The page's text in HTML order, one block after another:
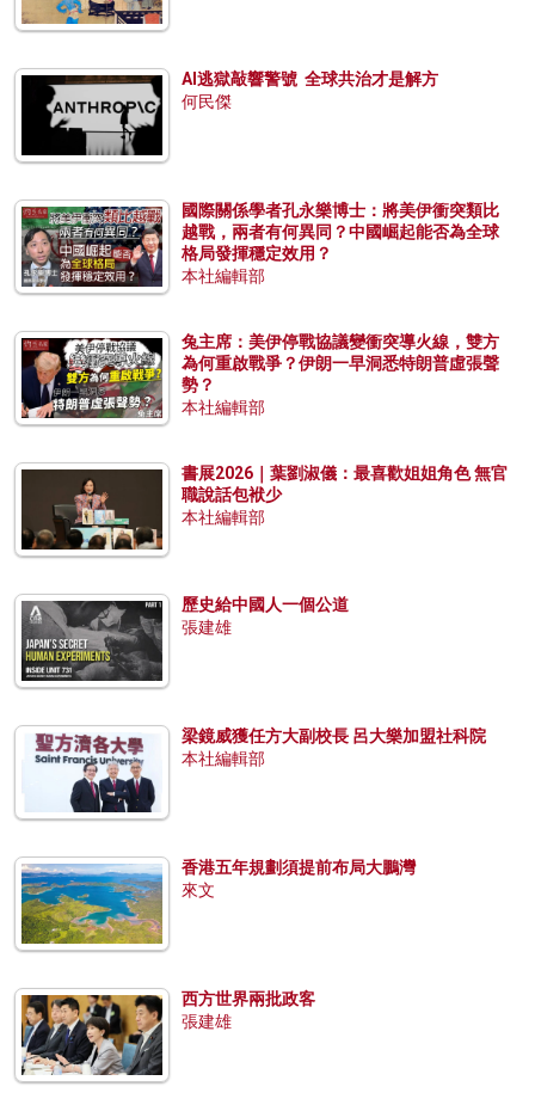
AI逃獄敲響警號 全球共治才是解方
何民傑
國際關係學者孔永樂博士：將美伊衝突類比
越戰，兩者有何異同？中國崛起能否為全球
格局發揮穩定效用？
本社編輯部
兔主席：美伊停戰協議變衝突導火線，雙方
為何重啟戰爭？伊朗一早洞悉特朗普虛張聲
勢？
本社編輯部
書展2026｜葉劉淑儀：最喜歡姐姐角色 無官
職說話包袱少
本社編輯部
歷史給中國人一個公道
張建雄
梁鏡威獲任方大副校長 呂大樂加盟社科院
本社編輯部
香港五年規劃須提前布局大鵬灣
來文
西方世界兩批政客
張建雄